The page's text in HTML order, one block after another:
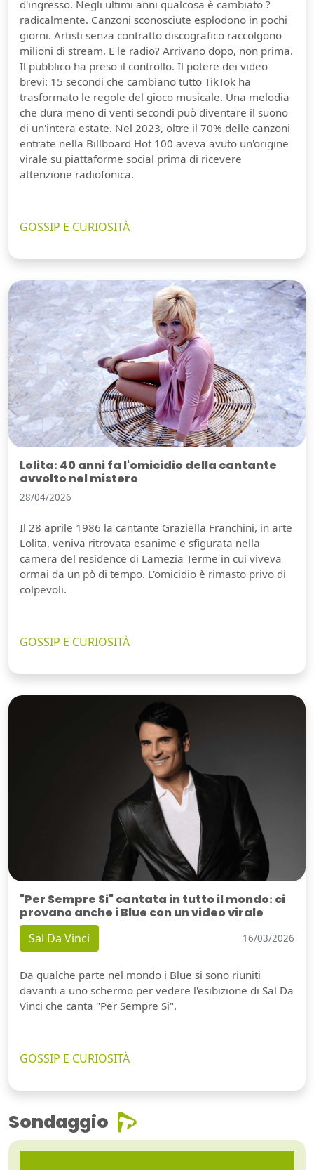
d'ingresso. Negli ultimi anni qualcosa è cambiato ?
radicalmente. Canzoni sconosciute esplodono in pochi
giorni. Artisti senza contratto discografico raccolgono
milioni di stream. E le radio? Arrivano dopo, non prima.
Il pubblico ha preso il controllo. Il potere dei video
brevi: 15 secondi che cambiano tutto TikTok ha
trasformato le regole del gioco musicale. Una melodia
che dura meno di venti secondi può diventare il suono
di un'intera estate. Nel 2023, oltre il 70% delle canzoni
entrate nella Billboard Hot 100 aveva avuto un'origine
virale su piattaforme social prima di ricevere
attenzione radiofonica.
GOSSIP E CURIOSITÀ
Lolita: 40 anni fa l'omicidio della cantante
avvolto nel mistero
28/04/2026
Il 28 aprile 1986 la cantante Graziella Franchini, in arte
Lolita, veniva ritrovata esanime e sfigurata nella
camera del residence di Lamezia Terme in cui viveva
ormai da un pò di tempo. L'omicidio è rimasto privo di
colpevoli.
GOSSIP E CURIOSITÀ
"Per Sempre Si" cantata in tutto il mondo: ci
provano anche i Blue con un video virale
Sal Da Vinci 16/03/2026
Da qualche parte nel mondo i Blue si sono riuniti
davanti a uno schermo per vedere l'esibizione di Sal Da
Vinci che canta "Per Sempre Si".
GOSSIP E CURIOSITÀ
Sondaggio